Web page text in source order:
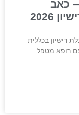
— כאב
2026
רישיון בכללית
רופא מטפל.